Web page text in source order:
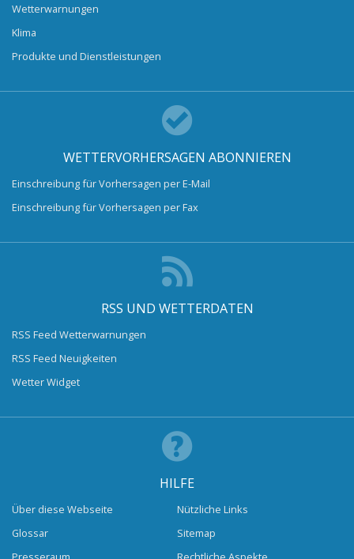
Wetterwarnungen
Klima
Produkte und Dienstleistungen
WETTERVORHERSAGEN ABONNIEREN
Einschreibung für Vorhersagen per E-Mail
Einschreibung für Vorhersagen per Fax
RSS UND WETTERDATEN
RSS Feed Wetterwarnungen
RSS Feed Neuigkeiten
Wetter Widget
HILFE
Über diese Webseite
Glossar
Nützliche Links
Sitemap